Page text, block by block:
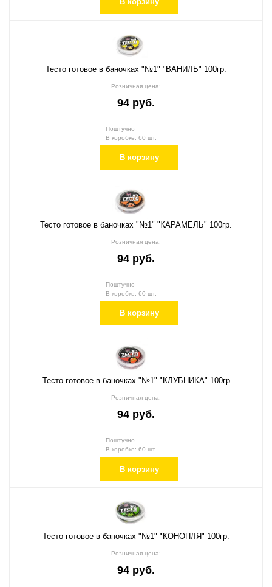
Тесто готовое в баночках "№1" "ВАНИЛЬ" 100гр.
Розничная цена:
94 руб.
Поштучно
В коробке: 60 шт.
В корзину
Тесто готовое в баночках "№1" "КАРАМЕЛЬ" 100гр.
Розничная цена:
94 руб.
Поштучно
В коробке: 60 шт.
В корзину
Тесто готовое в баночках "№1" "КЛУБНИКА" 100гр
Розничная цена:
94 руб.
Поштучно
В коробке: 60 шт.
В корзину
Тесто готовое в баночках "№1" "КОНОПЛЯ" 100гр.
Розничная цена:
94 руб.